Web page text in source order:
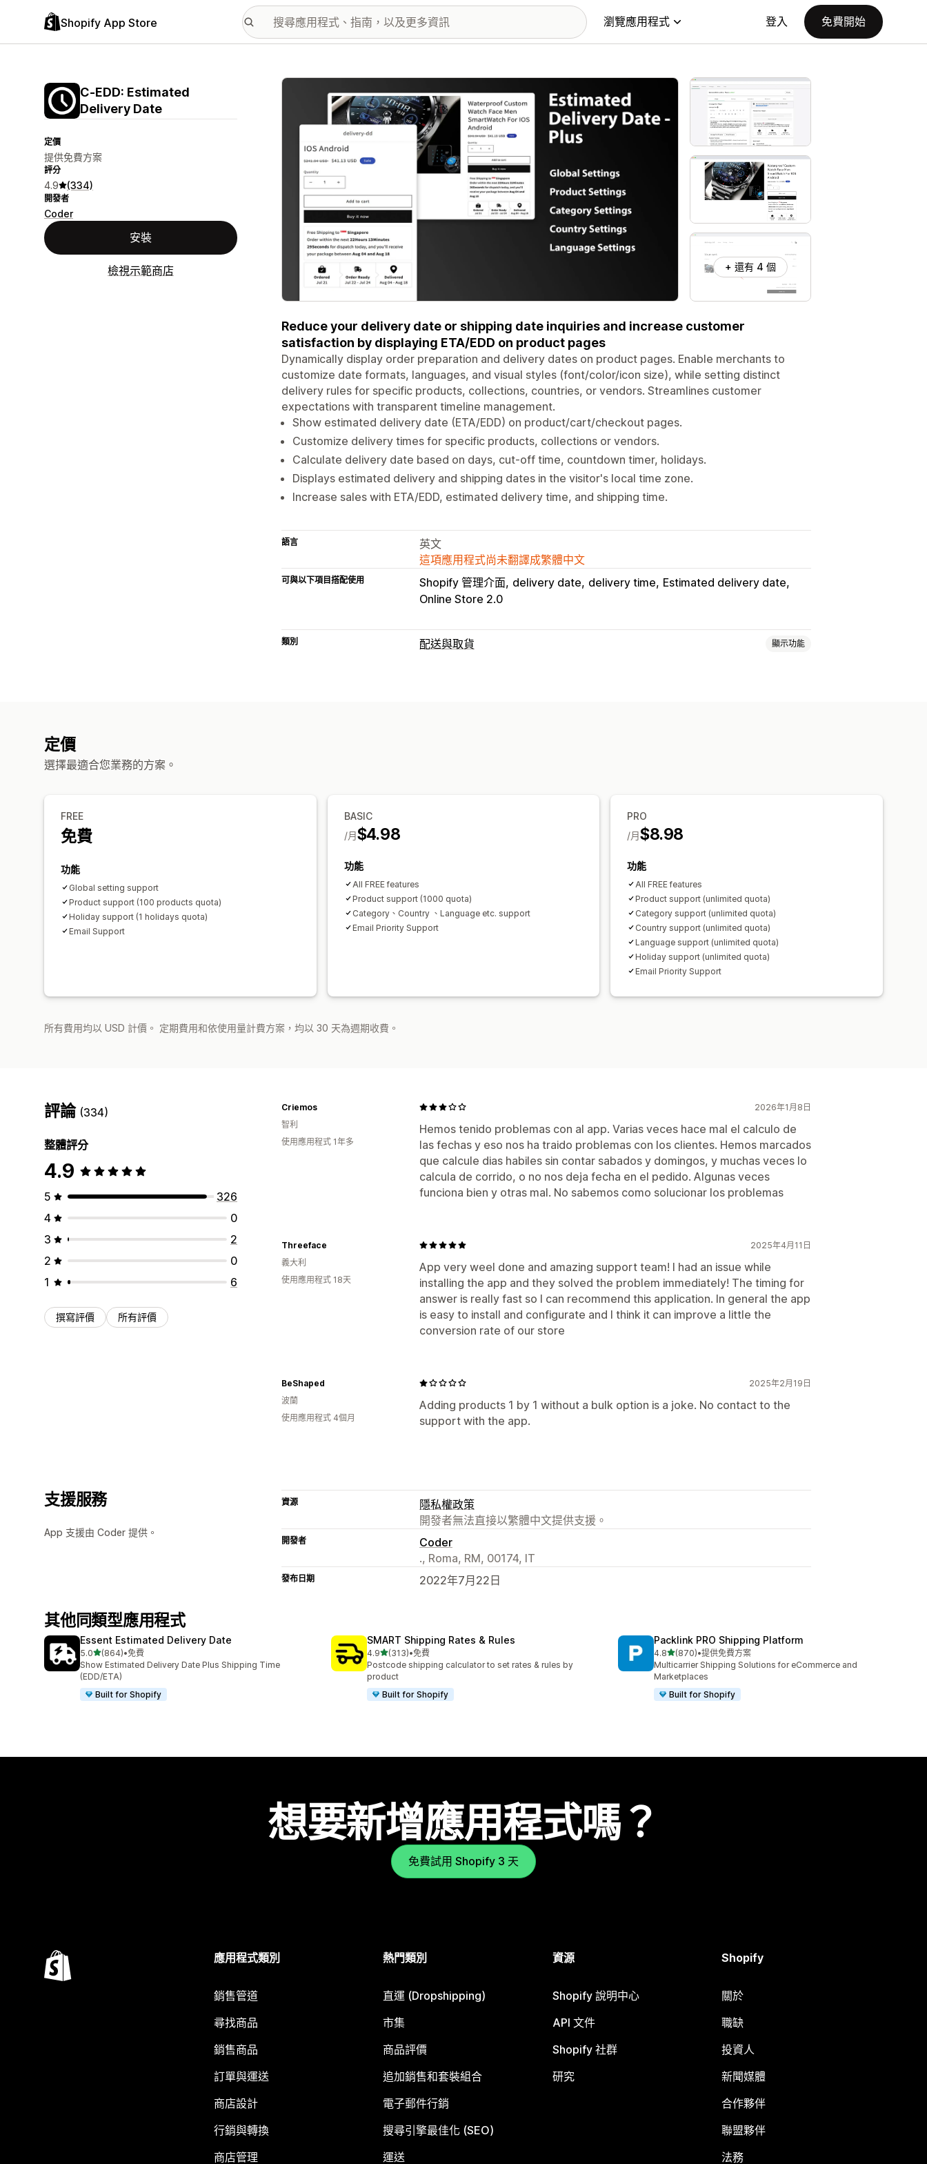
Shopify App Store 瀏覽應用程式 登入 免費開始
C‑EDD: Estimated
Delivery Date
定價
提供免費方案
評分
4.9 (334)
開發者
Coder
安裝
檢視示範商店
主要圖片圖庫
+ 還有 4 個
Reduce your delivery date or shipping date inquiries and increase customer
satisfaction by displaying ETA/EDD on product pages
Dynamically display order preparation and delivery dates on product pages. Enable merchants to
customize date formats, languages, and visual styles (font/color/icon size), while setting distinct
delivery rules for specific products, collections, countries, or vendors. Streamlines customer
expectations with transparent timeline management.
Show estimated delivery date (ETA/EDD) on product/cart/checkout pages.
Customize delivery times for specific products, collections or vendors.
Calculate delivery date based on days, cut-off time, countdown timer, holidays.
Displays estimated delivery and shipping dates in the visitor's local time zone.
Increase sales with ETA/EDD, estimated delivery time, and shipping time.
語言
英文
這項應用程式尚未翻譯成繁體中文
可與以下項目搭配使用 Shopify 管理介面 delivery date delivery time Estimated delivery date
Online Store 2.0
類別 配送與取貨 顯示功能
定價
選擇最適合您業務的方案。
FREE
免費
功能
Global setting support
Product support (100 products quota)
Holiday support (1 holidays quota)
Email Support
BASIC
$4.98
/月
功能
All FREE features
Product support (1000 quota)
Category、Country 、Language etc. support
Email Priority Support
PRO
$8.98
/月
功能
All FREE features
Product support (unlimited quota)
Category support (unlimited quota)
Country support (unlimited quota)
Language support (unlimited quota)
Holiday support (unlimited quota)
Email Priority Support
所有費用均以 USD 計價。 定期費用和依使用量計費方案，均以 30 天為週期收費。
評論 (334)
整體評分
4.9
5
326
4
0
3
2
2
0
1
6
撰寫評價 所有評價
2026年1月8日
Hemos tenido problemas con al app. Varias veces hace mal el calculo de
las fechas y eso nos ha traido problemas con los clientes. Hemos marcados
que calcule dias habiles sin contar sabados y domingos, y muchas veces lo
calcula de corrido, o no nos deja fecha en el pedido. Algunas veces
funciona bien y otras mal. No sabemos como solucionar los problemas
Criemos
智利
使用應用程式 1年多
2025年4月11日
App very weel done and amazing support team! I had an issue while
installing the app and they solved the problem immediately! The timing for
answer is really fast so I can recommend this application. In general the app
is easy to install and configurate and I think it can improve a little the
conversion rate of our store
Threeface
義大利
使用應用程式 18天
2025年2月19日
Adding products 1 by 1 without a bulk option is a joke. No contact to the
support with the app.
BeShaped
波蘭
使用應用程式 4個月
支援服務
App 支援由 Coder 提供。
資源
隱私權政策
開發者無法直接以繁體中文提供支援。
開發者
Coder
., Roma, RM, 00174, IT
發布日期 2022年7月22日
其他同類型應用程式
Essent Estimated Delivery Date
5.0滿分 5 顆星
(864)
共有 864 則評價
•免費
Show Estimated Delivery Date Plus Shipping Time
(EDD/ETA)
Built for Shopify
SMART Shipping Rates & Rules
4.9滿分 5 顆星
(313)
共有 313 則評價
•免費
Postcode shipping calculator to set rates & rules by
product
Built for Shopify
Packlink PRO Shipping Platform
4.8滿分 5 顆星
(870)
共有 870 則評價
•提供免費方案
Multicarrier Shipping Solutions for eCommerce and
Marketplaces
Built for Shopify
想要新增應用程式嗎？
免費試用 Shopify 3 天
應用程式類別
銷售管道
尋找商品
銷售商品
訂單與運送
商店設計
行銷與轉換
商店管理
熱門類別
直運 (Dropshipping)
市集
商品評價
追加銷售和套裝組合
電子郵件行銷
搜尋引擎最佳化 (SEO)
運送
資源
Shopify 說明中心
API 文件
Shopify 社群
研究
Shopify
關於
職缺
投資人
新聞媒體
合作夥伴
聯盟夥伴
法務